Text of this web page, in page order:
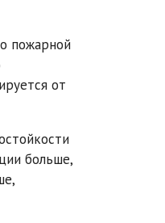
пожарной
от
больше,